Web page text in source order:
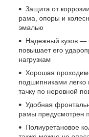
Защита от
рама, опоры и
эмалью
Надежный кузов —
повышает его
нагрузкам
Хорошая
подшипниками
тачку по неровной
Удобная
рамы предусмотрен
Полиуретановое